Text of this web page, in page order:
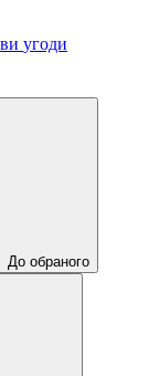
угоди
До обраного